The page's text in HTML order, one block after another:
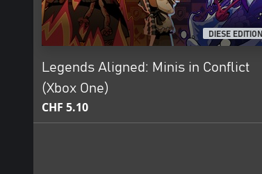
DIESE EDITION
Legends Aligned: Minis in Conflict
(Xbox One)
CHF 5.10